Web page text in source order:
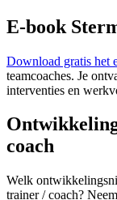
E-book
Download gratis het
teamcoaches. Je
interventies en
coach
Welk
trainer / coach?